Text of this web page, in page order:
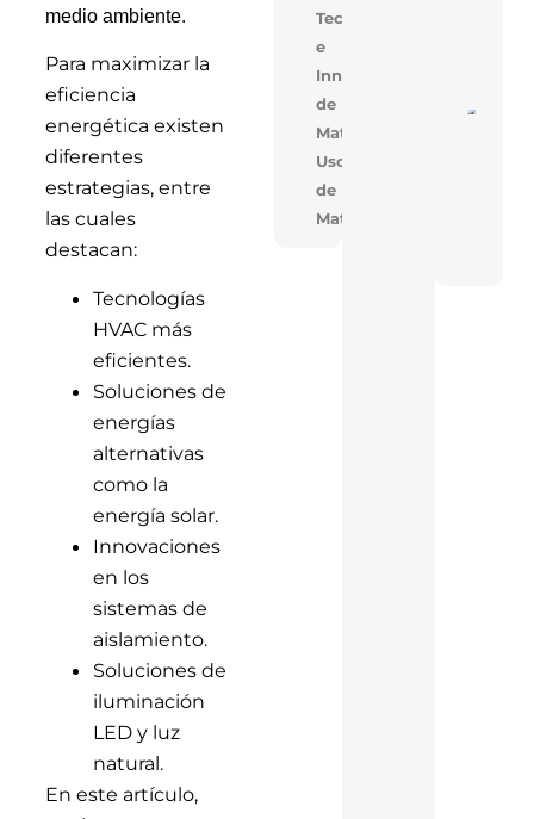
medio ambiente.
Para maximizar la
eficiencia
energética existen
diferentes
estrategias, entre
las cuales
destacan:
Tecnologías
HVAC más
eficientes.
Soluciones de
energías
alternativas
como la
energía solar.
Innovaciones
en los
sistemas de
aislamiento.
Soluciones de
iluminación
LED y luz
natural.
En este artículo,
Tecnologia
e
Innovacion,Uso
de
Materiales
Uso
de
Materiales